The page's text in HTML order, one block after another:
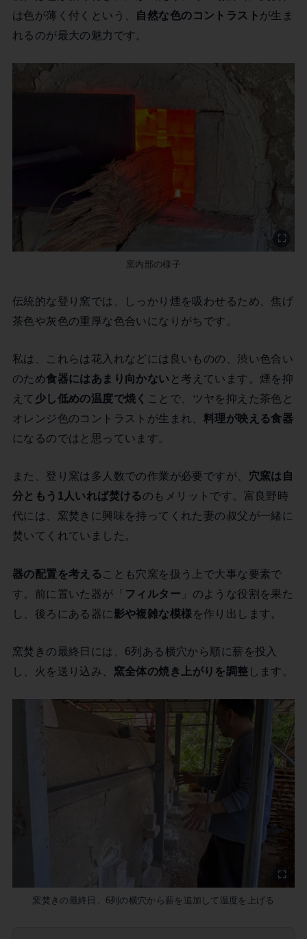
は色が薄く付くという、 自然な色のコントラスト が生ま
れるのが最大の魅力です。
窯内部の様子
伝統的な登り窯では、しっかり煙を吸わせるため、焦げ
茶色や灰色の重厚な色合いになりがちです。
私は、これらは花入れなどには良いものの、渋い色合い
のため食器にはあまり向かない と考えています。煙を抑
えて 少し低めの温度で焼く ことで、ツヤを抑えた茶色と
オレンジ色のコントラストが生まれ、 料理が映える食器
になるのではと思っています。
また、登り窯は多人数での作業が必要ですが、 穴窯は自
分ともう1人いれば焚ける のもメリットです。富良野時
代には、窯焚きに興味を持ってくれた妻の叔父が一緒に
焚いてくれていました。
器の配置を考える ことも穴窯を扱う上で大事な要素で
す。前に置いた器が「 フィルター 」のような役割を果た
し、後ろにある器に 影や複雑な模様を作り出します。
窯焚きの最終日には、6列ある横穴から順に薪を投入
し、火を送り込み、 窯全体の焼き上がりを調整 します。
窯焚きの最終日、6列の横穴から薪を追加して温度を上げる